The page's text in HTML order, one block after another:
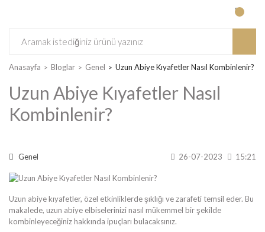
Anasayfa Bloglar Genel Uzun Abiye Kıyafetler Nasıl Kombinlenir?
Uzun Abiye Kıyafetler Nasıl
Kombinlenir?
Genel 26-07-2023 15:21
Uzun abiye kıyafetler, özel etkinliklerde şıklığı ve zarafeti temsil eder. Bu
makalede, uzun abiye elbiselerinizi nasıl mükemmel bir şekilde
kombinleyeceğiniz hakkında ipuçları bulacaksınız.